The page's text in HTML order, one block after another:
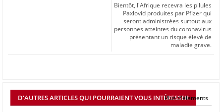
Bientôt, l'Afrique recevra les pilules
Paxlovid produites par Pfizer qui
seront administrées surtout aux
personnes atteintes du coronavirus
présentant un risque élevé de
maladie grave.
D'AUTRES ARTICLES QUI POURRAIENT VOUS INTÉRESSER
Plus d'éléments